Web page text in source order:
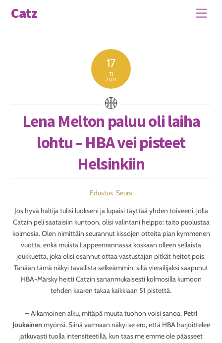
Menu
Catz
17
11
2021
Lena Melton paluu oli laiha
lohtu – HBA vei pisteet
Helsinkiin
Edustus Seura
Jos hyvä haltija tulisi luokseni ja lupaisi täyttää yhden toiveeni, jolla
Catzin peli saataisiin kuntoon, olisi valintani helppo: taito puolustaa
kolmosia. Olen nimittäin seurannut kissojen otteita pian kymmenen
vuotta, enkä muista Lappeenrannassa koskaan olleen sellaista
joukkuetta, joka olisi osannut ottaa vastustajan pitkät heitot pois.
Tänään tämä näkyi tavallista selkeämmin, sillä vierailijaksi saapunut
HBA-Märsky heitti Catzin sananmukaisesti kolmosilla kumoon
tehden kaaren takaa kaikkiaan 51 pistettä.
– Aikamoinen alku, mitäpä muuta tuohon voisi sanoa, Petri
Joukainen myönsi. Siinä varmaan näkyi se ero, että HBA harjoittelee
jatkuvasti tuolla intensiteetillä, kun taas me emme ole päässeet